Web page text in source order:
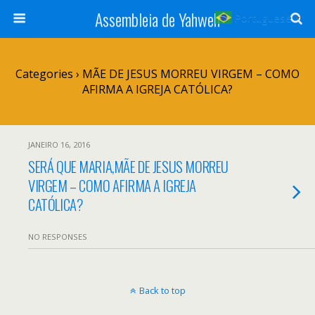
Assembleia de Yahweh
Categories › MÃE DE JESUS MORREU VIRGEM – COMO
AFIRMA A IGREJA CATÓLICA?
JANEIRO 16, 2016
SERÁ QUE MARIA,MÃE DE JESUS MORREU
VIRGEM – COMO AFIRMA A IGREJA
CATÓLICA?
NO RESPONSES
Back to top
Portuguese ▼